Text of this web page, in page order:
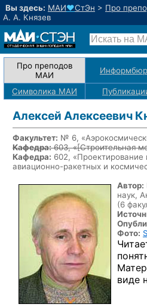
Вы здесь: МАИ♥СтЭн > Про
А. А. Князев
Про преподов
МАИ
Символика МАИ
Алексей Алексеевич
Факультет: № 6,
Кафедра:603, «[Строительная
Кафедра: 602, «Проектирование
авиационно-ракетных и
Автор:
наук,
(6
Фото:
виде